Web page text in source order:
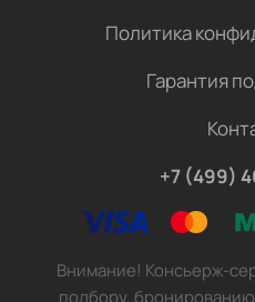
Политика
Гарантия
+7 (499)
Внимание! Консьерж-
подбору,